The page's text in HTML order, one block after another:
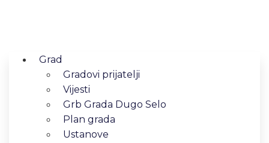
Grad
Gradovi prijatelji
Vijesti
Grb Grada Dugo Selo
Plan grada
Ustanove